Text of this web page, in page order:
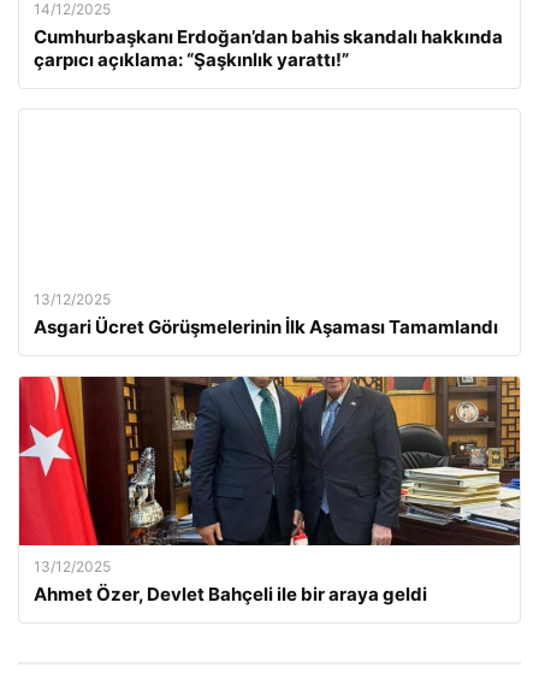
14/12/2025
Cumhurbaşkanı Erdoğan’dan bahis skandalı hakkında
çarpıcı açıklama: “Şaşkınlık yarattı!”
13/12/2025
Asgari Ücret Görüşmelerinin İlk Aşaması Tamamlandı
13/12/2025
Ahmet Özer, Devlet Bahçeli ile bir araya geldi